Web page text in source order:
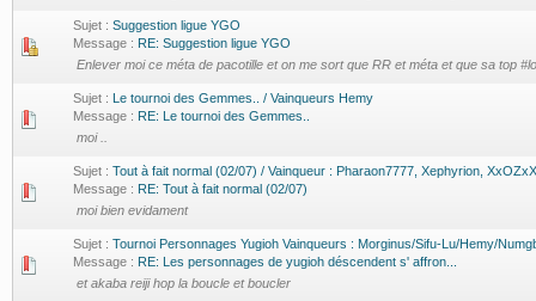
Sujet : Suggestion ligue YGO
Message : RE: Suggestion ligue YGO
Enlever moi ce méta de pacotille et on me sort que RR et méta et que sa top
Sujet : Le tournoi des Gemmes.. / Vainqueurs Hemy
Message : RE: Le tournoi des Gemmes..
moi ..
Sujet : Tout à fait normal (02/07) / Vainqueur : Pharaon7777, Xephyrion, XxOZxX
Message : RE: Tout à fait normal (02/07)
moi bien evidament
Sujet : Tournoi Personnages Yugioh Vainqueurs : Morginus/Sifu-Lu/Hemy/
Message : RE: Les personnages de yugioh déscendent s' affron...
et akaba reiji hop la boucle et boucler